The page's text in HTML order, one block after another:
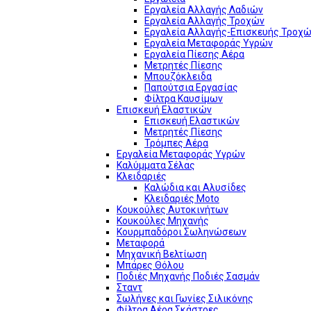
Εργαλεία Αλλαγής Λαδιών
Εργαλεία Αλλαγής Τροχών
Εργαλεία Αλλαγής-Επισκευής
Εργαλεία Μεταφοράς Υγρών
Εργαλεία Πίεσης Αέρα
Μετρητές Πίεσης
Μπουζόκλειδα
Παπούτσια Εργασίας
Φίλτρα Καυσίμων
Επισκευή Ελαστικών
Επισκευή Ελαστικών
Μετρητές Πίεσης
Τρόμπες Αέρα
Εργαλεία Μεταφοράς Υγρών
Καλύμματα Σέλας
Κλειδαριές
Καλώδια και Αλυσίδες
Κλειδαριές Moto
Κουκούλες Αυτοκινήτων
Κουκούλες Μηχανής
Κουρμπαδόροι Σωληνώσεων
Μεταφορά
Μηχανική Βελτίωση
Μπάρες Θόλου
Ποδιές Μηχανής Ποδιές Σασμάν
Σταντ
Σωλήνες και Γωνίες Σιλικόνης